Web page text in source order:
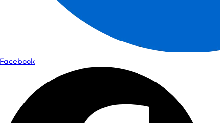
Facebook